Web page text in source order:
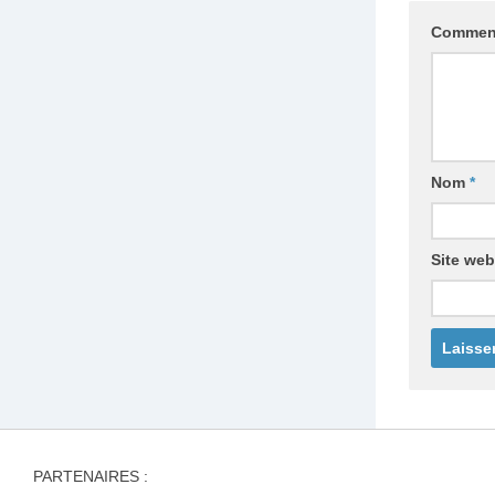
Nom *
Site web
PARTENAIRES :